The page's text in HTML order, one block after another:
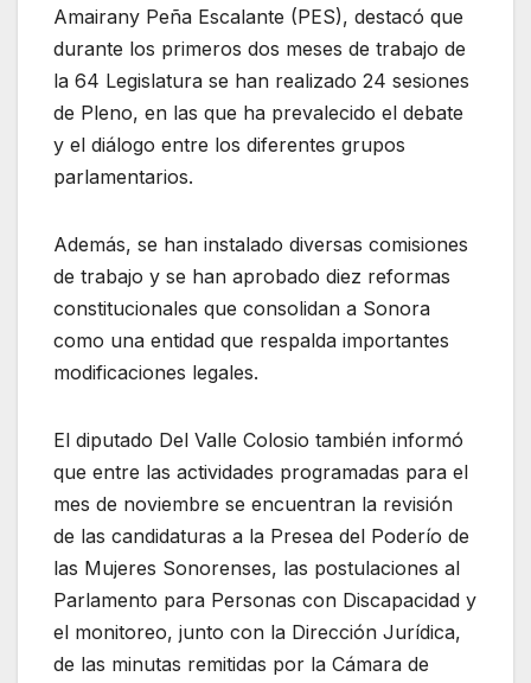
Amairany Peña Escalante (PES), destacó que
durante los primeros dos meses de trabajo de
la 64 Legislatura se han realizado 24 sesiones
de Pleno, en las que ha prevalecido el debate
y el diálogo entre los diferentes grupos
parlamentarios.
Además, se han instalado diversas comisiones
de trabajo y se han aprobado diez reformas
constitucionales que consolidan a Sonora
como una entidad que respalda importantes
modificaciones legales.
El diputado Del Valle Colosio también informó
que entre las actividades programadas para el
mes de noviembre se encuentran la revisión
de las candidaturas a la Presea del Poderío de
las Mujeres Sonorenses, las postulaciones al
Parlamento para Personas con Discapacidad y
el monitoreo, junto con la Dirección Jurídica,
de las minutas remitidas por la Cámara de